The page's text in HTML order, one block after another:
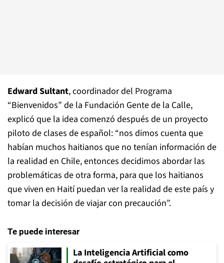
Edward Sultant, coordinador del Programa
“Bienvenidos” de la Fundación Gente de la Calle,
explicó que la idea comenzó después de un proyecto
piloto de clases de español: “nos dimos cuenta que
habían muchos haitianos que no tenían información de
la realidad en Chile, entonces decidimos abordar las
problemáticas de otra forma, para que los haitianos
que viven en Haití puedan ver la realidad de este país y
tomar la decisión de viajar con precaución”.
Te puede interesar
La Inteligencia Artificial como